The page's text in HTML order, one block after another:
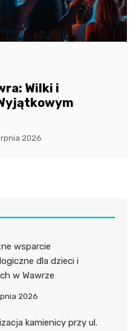
Wilki i
2026
wsparcie
dla dzieci i
w Wawrze
2026
kamienicy przy ul.